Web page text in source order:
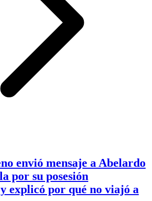
envió mensaje a Abelardo
por su posesión
explicó por qué no viajó a